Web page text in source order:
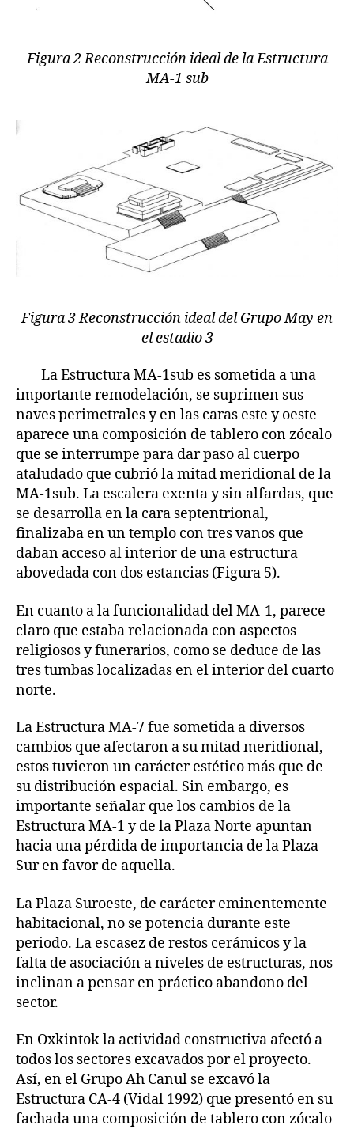
Figura 2 Reconstrucción ideal de la Estructura
MA-1 sub
Figura 3 Reconstrucción ideal del Grupo May en
el estadio 3
La Estructura MA-1sub es sometida a una
importante remodelación, se suprimen sus
naves perimetrales y en las caras este y oeste
aparece una composición de tablero con zócalo
que se interrumpe para dar paso al cuerpo
ataludado que cubrió la mitad meridional de la
MA-1sub. La escalera exenta y sin alfardas, que
se desarrolla en la cara septentrional,
finalizaba en un templo con tres vanos que
daban acceso al interior de una estructura
abovedada con dos estancias (Figura 5).
En cuanto a la funcionalidad del MA-1, parece
claro que estaba relacionada con aspectos
religiosos y funerarios, como se deduce de las
tres tumbas localizadas en el interior del cuarto
norte.
La Estructura MA-7 fue sometida a diversos
cambios que afectaron a su mitad meridional,
estos tuvieron un carácter estético más que de
su distribución espacial. Sin embargo, es
importante señalar que los cambios de la
Estructura MA-1 y de la Plaza Norte apuntan
hacia una pérdida de importancia de la Plaza
Sur en favor de aquella.
La Plaza Suroeste, de carácter eminentemente
habitacional, no se potencia durante este
periodo. La escasez de restos cerámicos y la
falta de asociación a niveles de estructuras, nos
inclinan a pensar en práctico abandono del
sector.
En Oxkintok la actividad constructiva afectó a
todos los sectores excavados por el proyecto.
Así, en el Grupo Ah Canul se excavó la
Estructura CA-4 (Vidal 1992) que presentó en su
fachada una composición de tablero con zócalo